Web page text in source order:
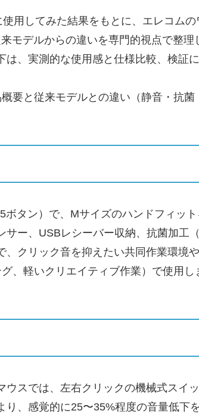
用してみた結果をもとに、エレコム
モデルからの違いを専門的視点で整
、実測的な使用感と仕様比較、検証に
要と従来モデルとの違い（静音・抗
タン）で、Mサイズのハンドフィッ
ー、USBレシーバー収納、抗菌加工
クリック音を抑えたい共同作業環境
、軽いクリエイティブ作業）で使用
スでは、左右クリックの機械式スイ
、感覚的に25〜35%程度の音量低下